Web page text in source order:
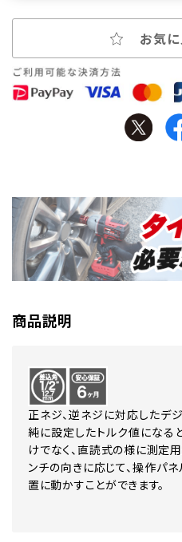
お気
商品説明
正ネジ、逆ネジに対応したデ
純に設定したトルク値になる
けでなく、直読式の様に測定
ンチの向きに応じて、操作パ
置に動かすことができます。